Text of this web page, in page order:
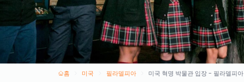
홈 미국 필라델피아 미국 혁명 박물관 입장 - 필라델피아